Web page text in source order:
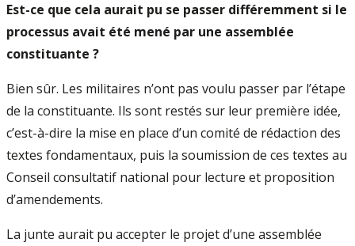
Est-ce que cela aurait pu se passer différemment si le
processus avait été mené par une assemblée
constituante ?
Bien sûr. Les militaires n’ont pas voulu passer par l’étape
de la constituante. Ils sont restés sur leur première idée,
c’est-à-dire la mise en place d’un comité de rédaction des
textes fondamentaux, puis la soumission de ces textes au
Conseil consultatif national pour lecture et proposition
d’amendements.
La junte aurait pu accepter le projet d’une assemblée